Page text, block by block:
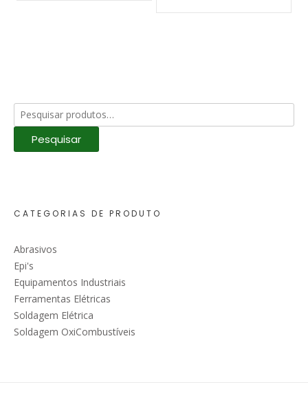
Pesquisar
por:
Pesquisar
CATEGORIAS DE PRODUTO
Abrasivos
Epi's
Equipamentos Industriais
Ferramentas Elétricas
Soldagem Elétrica
Soldagem OxiCombustíveis